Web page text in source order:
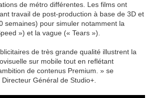
de métro différentes. Les films ont
travail de post-production à base de 3D et
semaines) pour simuler notamment la
») et la vague (« Tears »).
de très grande qualité illustrent la
sur mobile tout en reflétant
de contenus Premium. » se
Général de Studio+.